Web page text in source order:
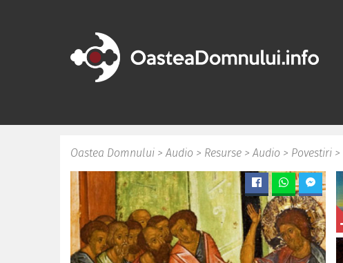
Oastea Domnului > Audio > Resurse > Audio > Povestiri >